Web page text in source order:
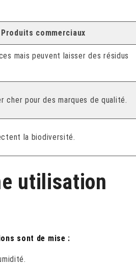
Produits commerciaux
mais peuvent laisser des résidus
cher pour des marques de qualité.
la biodiversité.
utilisation
sont de mise :